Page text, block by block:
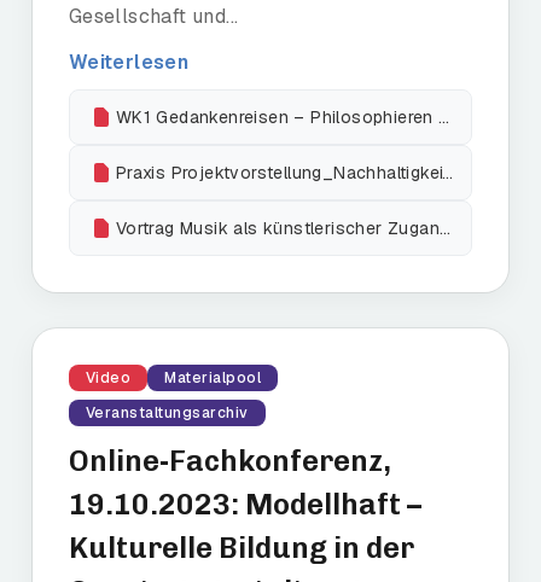
Gesellschaft und...
Weiterlesen
WK1 Gedankenreisen – Philosophieren Kinder Klima Umwelt_E.Stollreiter
Praxis Projektvorstellung_Nachhaltigkeit_fin_11_12_Hofner
Vortrag Musik als künstlerischer Zugang zur Klimakrise_Eusterbrock
Video
Materialpool
Veranstaltungsarchiv
Online-Fachkonferenz,
19.10.2023: Modellhaft –
Kulturelle Bildung in der